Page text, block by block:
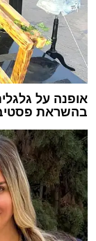
אופנה על
בהשראת